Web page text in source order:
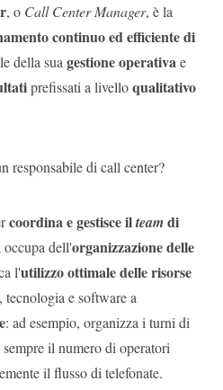
, o Call Center Manager, è la
continuo ed efficiente di
della suagestione operativae
prefissati a livelloqualitativo
responsabile di call center?
coordina e gestisce ilteamdi
occupa dell'organizzazione delle
l'utilizzo ottimale delle risorse
e software a
: ad esempio, organizza i turni di
il numero di operatori
il flusso di telefonate.